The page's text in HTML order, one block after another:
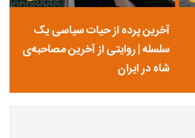
آخرین پرده از حیات سیاسی یک
سلسله | روایتی از آخرین مصاحبه‌ی
شاه در ایران